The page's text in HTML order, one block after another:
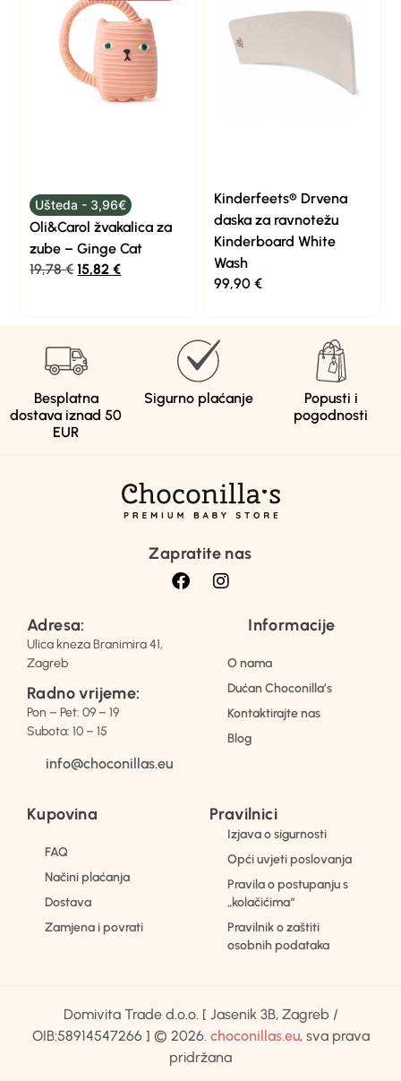
Ušteda - 3,96€
Oli&Carol žvakalica za
zube – Ginge Cat
19,78€ 15,82€
Kinderfeets® Drvena
daska za ravnotežu
Kinderboard White
Wash
99,90 €
Besplatna
dostava iznad 50
EUR
Sigurno plaćanje
Popusti i
pogodnosti
Zapratite nas
Adresa:
Ulica kneza Branimira 41,
Zagreb
Radno vrijeme:
Pon – Pet: 09 – 19
Subota: 10 – 15
info@choconillas.eu
Informacije
O nama
Dućan Choconilla’s
Kontaktirajte nas
Blog
Kupovina
FAQ
Načini plaćanja
Dostava
Zamjena i povrati
Pravilnici
Izjava o sigurnosti
Opći uvjeti poslovanja
Pravila o postupanju s
„kolačićima“
Pravilnik o zaštiti
osobnih podataka
Domivita Trade d.o.o. [ Jasenik 3B, Zagreb /
OIB:58914547266 ] © 2026. choconillas.eu, sva prava
pridržana